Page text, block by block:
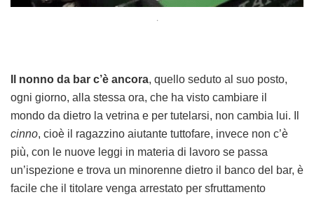
.
Il nonno da bar c’è ancora, quello seduto al suo posto,
ogni giorno, alla stessa ora, che ha visto cambiare il
mondo da dietro la vetrina e per tutelarsi, non cambia lui. Il
cinno, cioè il ragazzino aiutante tuttofare, invece non c’è
più, con le nuove leggi in materia di lavoro se passa
un’ispezione e trova un minorenne dietro il banco del bar, è
facile che il titolare venga arrestato per sfruttamento